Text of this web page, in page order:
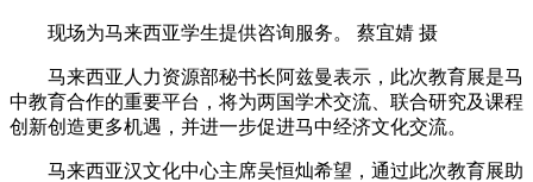
现场为马来西亚学生提供咨询服务。 蔡宜婧 摄
马来西亚人力资源部秘书长阿兹曼表示，此次教育展是马
中教育合作的重要平台，将为两国学术交流、联合研究及课程
创新创造更多机遇，并进一步促进马中经济文化交流。
马来西亚汉文化中心主席吴恒灿希望，通过此次教育展助